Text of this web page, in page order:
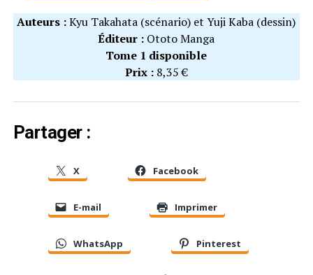
Auteurs :Kyu Takahata (scénario) et Yuji Kaba (dessin)
Éditeur : Ototo Manga
Tome 1 disponible
Prix :8,35 €
Partager :
X Facebook
E-mail Imprimer
WhatsApp Pinterest